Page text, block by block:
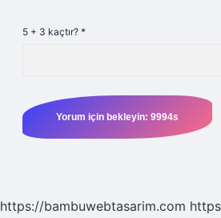
5 + 3 kaçtır? *
https://bambuwebtasarim.com